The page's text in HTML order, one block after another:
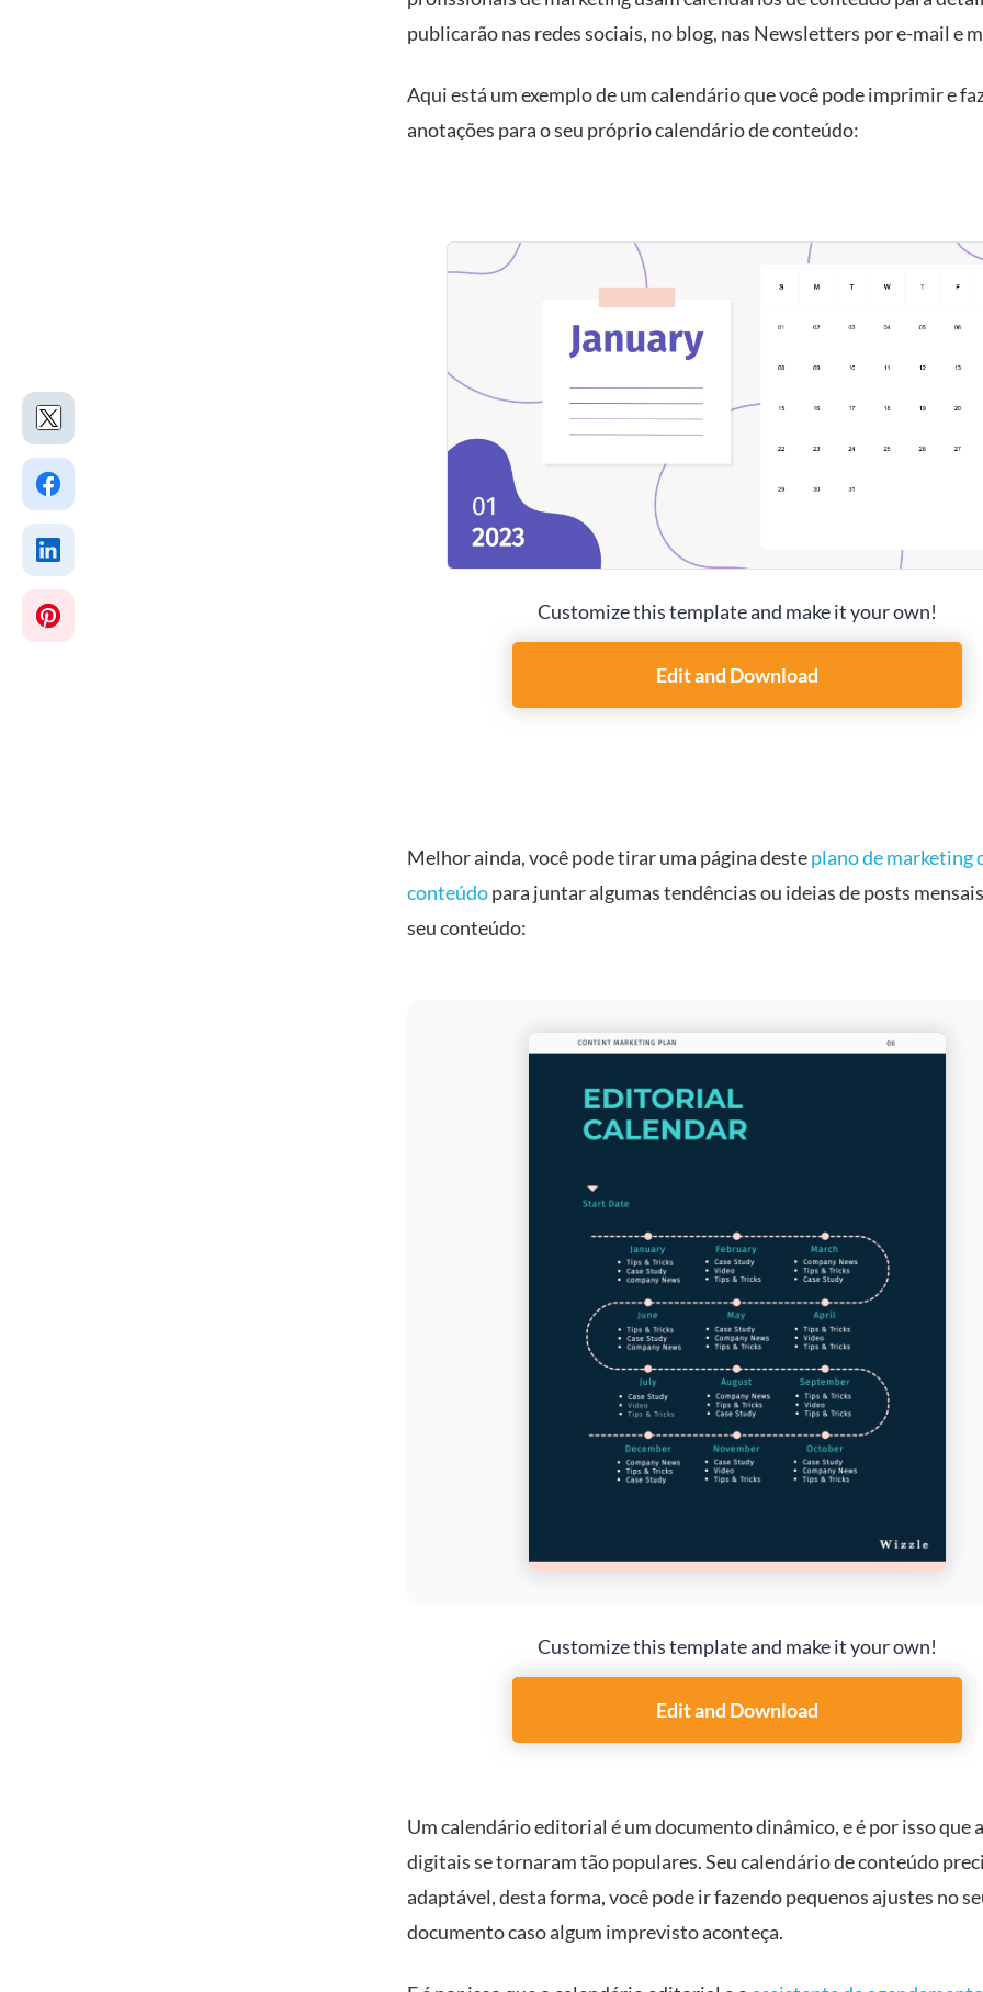
publicarão nas redes sociais, no blog, nas Newsletters por e-mail e
Aqui está um exemplo de um calendário que você pode imprimir e
anotações para o seu próprio calendário de conteúdo:
Customize this template and make it your own!
Edit and Download
Melhor ainda, você pode tirar uma página desteplano de marketing
conteúdopara juntar algumas tendências ou ideias de posts
seu conteúdo:
Customize this template and make it your own!
Edit and Download
Um calendário editorial é um documento dinâmico, e é por isso que
digitais se tornaram tão populares. Seu calendário de conteúdo
adaptável, desta forma, você pode ir fazendo pequenos ajustes no
documento caso algum imprevisto aconteça.